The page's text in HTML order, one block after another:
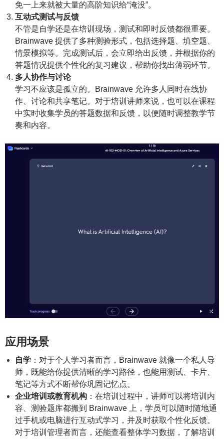
免一上来就被大量的高阶知识给“淹没”。
互动式测试与反馈
不管是自学还是在培训现场，测试和即时反馈都很重要。
Brainwave 提供了多种测验形式，包括选择题、填空题、
情景模拟等。完成测试后，会立即给出反馈，并根据你的
答题情况提供个性化的复习建议，帮助你找出薄弱环节。
多人协作与讨论
学习不应该是孤立的。Brainwave 允许多人同时在线协
作、讨论和共享笔记。对于培训讲师来说，也可以在课程
中实时收集学员的答题数据和反馈，以便随时调整教学节
奏和内容。
应用场景
自学 ：对于个人学习者而言，Brainwave 就像一个私人导
师，既能给你提供清晰的学习路径，也能用测试、卡片、
笔记等方式不断帮你巩固记忆点。
企业培训或教育机构 ：在培训过程中，讲师可以将培训内
容、测验题库都搬到 Brainwave 上，学员可以随时随地通
过手机或电脑进行互动式学习，并及时获取个性化反馈。
对于培训管理者而言，还能查看整体学习数据，了解培训